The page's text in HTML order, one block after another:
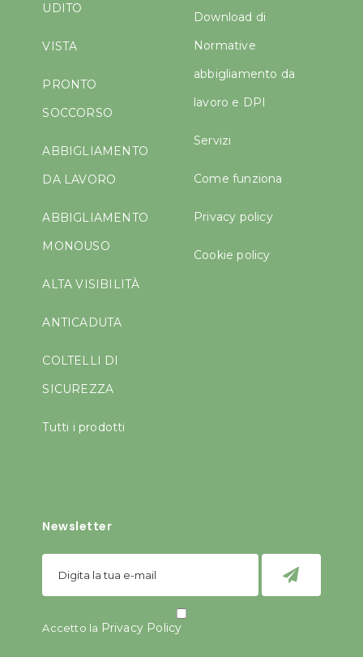
UDITO
VISTA
PRONTO
SOCCORSO
ABBIGLIAMENTO
DA LAVORO
ABBIGLIAMENTO
MONOUSO
ALTA VISIBILITÀ
ANTICADUTA
COLTELLI DI
SICUREZZA
Tutti i prodotti
Download di
Normative
abbigliamento da
lavoro e DPI
Servizi
Come funziona
Privacy policy
Cookie policy
Newsletter
Accetto la Privacy Policy